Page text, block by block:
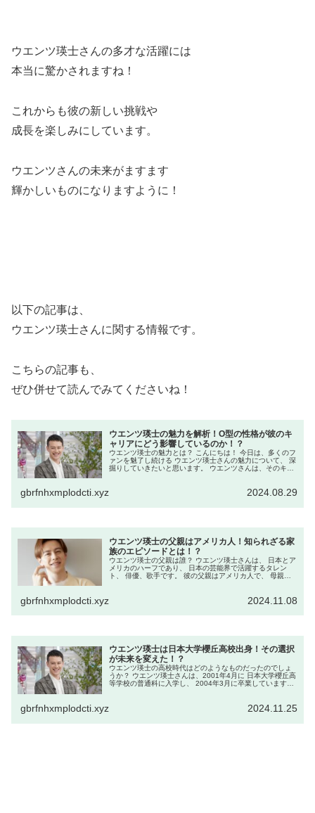
ウエンツ瑛士さんの多才な活躍には
本当に驚かされますね！
これからも彼の新しい挑戦や
成長を楽しみにしています。
ウエンツさんの未来がますます
輝かしいものになりますように！
以下の記事は、
ウエンツ瑛士さんに関する情報です。
こちらの記事も、
ぜひ併せて読んでみてくださいね！
ウエンツ瑛士の魅力を解析！O型の性格が彼のキ
ャリアにどう影響しているのか！？
ウエンツ瑛士の魅力とは？ こんにちは！ 今日は、多くのフ
ァンを魅了し続ける ウエンツ瑛士さんの魅力について、 深
掘りしていきたいと思います。 ウエンツさんは、そのキュ
gbrfnhxmplodcti.xyz 2024.08.29
ウエンツ瑛士の父親はアメリカ人！知られざる家
族のエピソードとは！？
ウエンツ瑛士の父親は誰？ ウエンツ瑛士さんは、 日本とア
メリカのハーフであり、 日本の芸能界で活躍するタレン
ト、 俳優、歌手です。 彼の父親はアメリカ人で、 母親が
gbrfnhxmplodcti.xyz 2024.11.08
ウエンツ瑛士は日本大学櫻丘高校出身！その選択
が未来を変えた！？
ウエンツ瑛士の高校時代はどのようなものだったのでしょ
うか？ ウエンツ瑛士さんは、2001年4月に 日本大学櫻丘高
等学校の普通科に入学し、 2004年3月に卒業しています。
gbrfnhxmplodcti.xyz 2024.11.25